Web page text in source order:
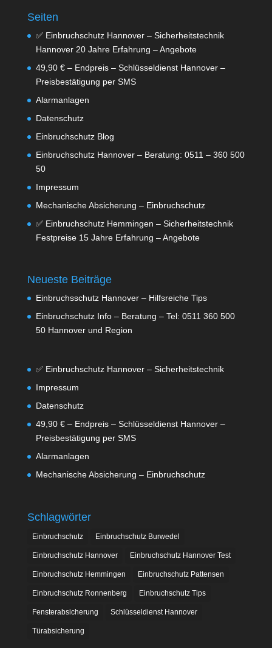
Seiten
✅ Einbruchschutz Hannover – Sicherheitstechnik
Hannover 20 Jahre Erfahrung – Angebote
49,90 € – Endpreis – Schlüsseldienst Hannover –
Preisbestätigung per SMS
Alarmanlagen
Datenschutz
Einbruchschutz Blog
Einbruchschutz Hannover – Beratung: 0511 – 360 500
50
Impressum
Mechanische Absicherung – Einbruchschutz
✅ Einbruchschutz Hemmingen – Sicherheitstechnik
Festpreise 15 Jahre Erfahrung – Angebote
Neueste Beiträge
Einbruchsschutz Hannover – Hilfsreiche Tips
Einbruchschutz Info – Beratung – Tel: 0511 360 500
50 Hannover und Region
✅ Einbruchschutz Hannover – Sicherheitstechnik
Impressum
Datenschutz
49,90 € – Endpreis – Schlüsseldienst Hannover –
Preisbestätigung per SMS
Alarmanlagen
Mechanische Absicherung – Einbruchschutz
Schlagwörter
Einbruchschutz Einbruchschutz Burwedel
Einbruchschutz Hannover Einbruchschutz Hannover Test
Einbruchschutz Hemmingen Einbruchschutz Pattensen
Einbruchschutz Ronnenberg Einbruchschutz Tips
Fensterabsicherung Schlüsseldienst Hannover
Türabsicherung